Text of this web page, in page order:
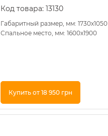
Код товара: 13130
Габаритный размер, мм: 1730х1050
Спальное место, мм: 1600x1900
Купить от 18 950 грн
Купить в 1 клик